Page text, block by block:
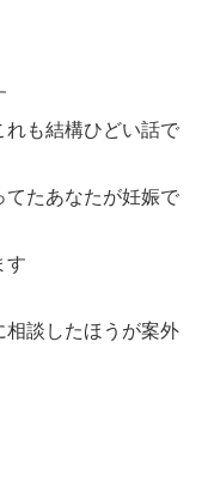
れも結構ひどい話で
てたあなたが妊娠で
す
相談したほうが案外